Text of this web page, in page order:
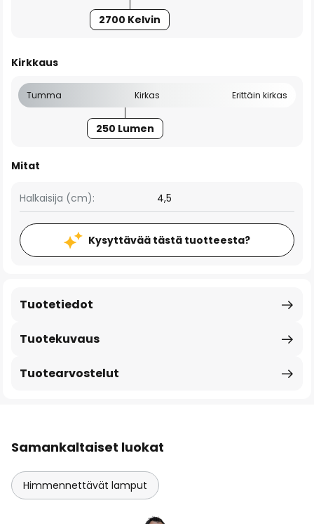
2700 Kelvin
Kirkkaus
Tumma Kirkas Erittäin kirkas
250 Lumen
Mitat
Halkaisija (cm): 4,5
Kysyttävää tästä tuotteesta?
Tuotekuvaus
Tuotetiedot
Tuotearvostelut
Samankaltaiset luokat
Himmennettävät lamput